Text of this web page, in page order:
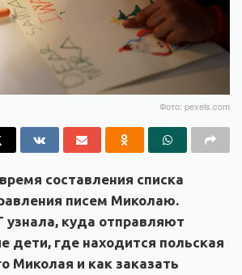
Фото: pexels.com
составления списка
писем Миколаю.
узнала, куда отправляют
дети, где находится польская
Миколая и как заказать